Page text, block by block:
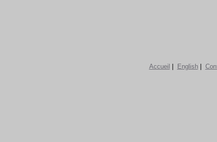
Accueil English|